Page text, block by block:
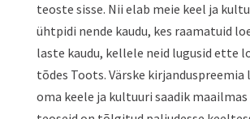
teoste sisse. Nii elab meie keel ja
ühtpidi nende kaudu, kes raamatuid
laste kaudu, kellele neid lugusid ette
tõdes Toots. Värske kirjanduspreemia
oma keele ja kultuuri saadik